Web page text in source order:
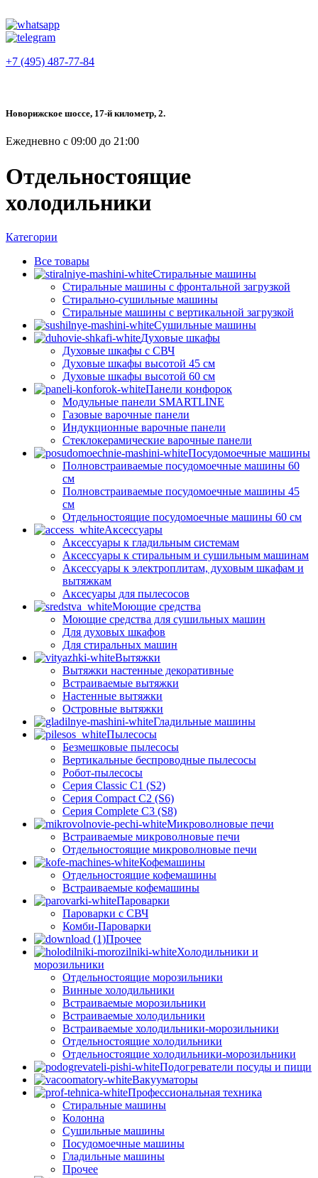
+7 (495) 487-77-84
Новорижское шоссе, 17-й километр, 2.
Ежедневно с 09:00 до 21:00
Отдельностоящие
холодильники
Категории
Все товары
Стиральные машины
Стиральные машины с фронтальной загрузкой
Стирально-сушильные машины
Стиральные машины с вертикальной загрузкой
Сушильные машины
Духовые шкафы
Духовые шкафы с СВЧ
Духовые шкафы высотой 45 см
Духовые шкафы высотой 60 см
Панели конфорок
Модульные панели SMARTLINE
Газовые варочные панели
Индукционные варочные панели
Стеклокерамические варочные панели
Посудомоечные машины
Полновстраиваемые посудомоечные машины 60
см
Полновстраиваемые посудомоечные машины 45
см
Отдельностоящие посудомоечные машины 60 см
Аксессуары
Аксессуары к гладильным системам
Аксессуары к стиральным и сушильным машинам
Аксессуары к электроплитам, духовым шкафам и
вытяжкам
Аксесуары для пылесосов
Моющие средства
Моющие средства для сушильных машин
Для духовых шкафов
Для стиральных машин
Вытяжки
Вытяжки настенные декоративные
Встраиваемые вытяжки
Настенные вытяжки
Островные вытяжки
Гладильные машины
Пылесосы
Безмешковые пылесосы
Вертикальные беспроводные пылесосы
Робот-пылесосы
Серия Classic C1 (S2)
Серия Compact C2 (S6)
Серия Complete C3 (S8)
Микроволновые печи
Встраиваемые микроволновые печи
Отдельностоящие микроволновые печи
Кофемашины
Отдельностоящие кофемашины
Встраиваемые кофемашины
Пароварки
Пароварки с СВЧ
Комби-Пароварки
Прочее
Холодильники и
морозильники
Отдельностоящие морозильники
Винные холодильники
Встраиваемые морозильники
Встраиваемые холодильники
Встраиваемые холодильники-морозильники
Отдельностоящие холодильники
Отдельностоящие холодильники-морозильники
Подогреватели посуды и пищи
Вакууматоры
Профессиональная техника
Стиральные машины
Колонна
Сушильные машины
Посудомоечные машины
Гладильные машины
Прочее